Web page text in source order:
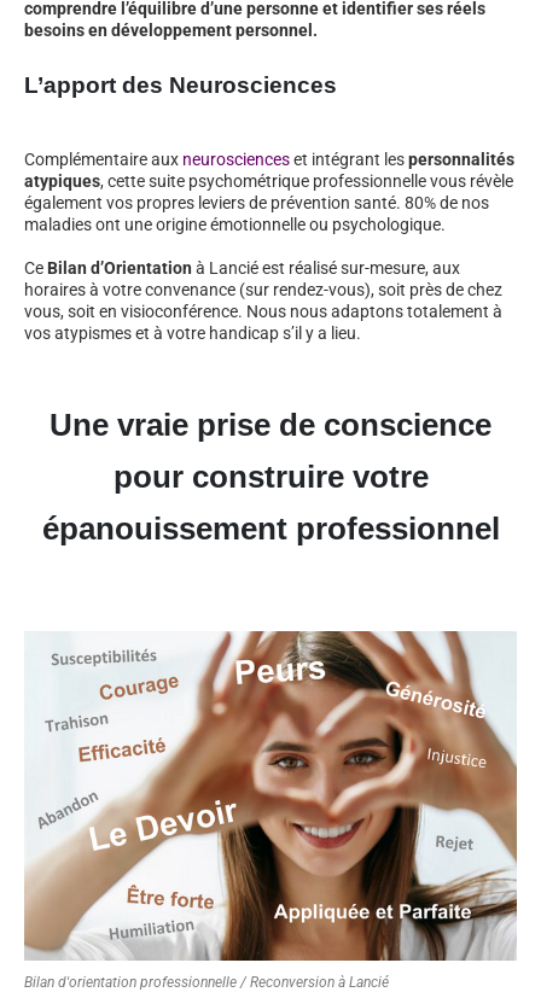
comprendre l’équilibre d’une personne et identifier ses réels
besoins en développement personnel.
L’apport des Neurosciences
Complémentaire aux neuroscienceset intégrant lespersonnalités
atypiques, cette suite psychométrique professionnelle vous révèle
également vos propres leviers de prévention santé. 80% de nos
maladies ont une origine émotionnelle ou psychologique.
Ce Bilan d’Orientation à Lancié est réalisé sur-mesure, aux
horaires à votre convenance (sur rendez-vous), soit près de chez
vous, soit en visioconférence. Nous nous adaptons totalement à
vos atypismes et à votre handicap s’il y a lieu.
Une vraie prise de conscience
pour construire votre
épanouissement professionnel
Bilan d'orientation professionnelle / Reconversion à Lancié